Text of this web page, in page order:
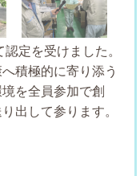
定を受けました。
積極的に寄り添う
を全員参加で創
出して参ります。